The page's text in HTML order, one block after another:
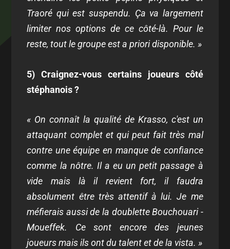
Traoré qui est suspendu. Ça va largement
limiter nos options de ce côté-là. Pour le
reste, tout le groupe est a priori disponible. »
5) Craignez-vous certains joueurs côté
stéphanois ?
« On connaît la qualité de Krasso, c'est un
attaquant complet et qui peut fait très mal
contre une équipe en manque de confiance
comme la nôtre. Il a eu un petit passage à
vide mais là il revient fort, il faudra
absolument être très attentif à lui. Je me
méfierais aussi de la doublette Bouchouari -
Moueffek. Ce sont encore des jeunes
joueurs mais ils ont du talent et de la vista. »